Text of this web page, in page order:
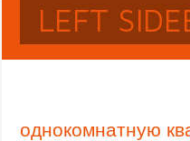
LEFT
однокомнатную